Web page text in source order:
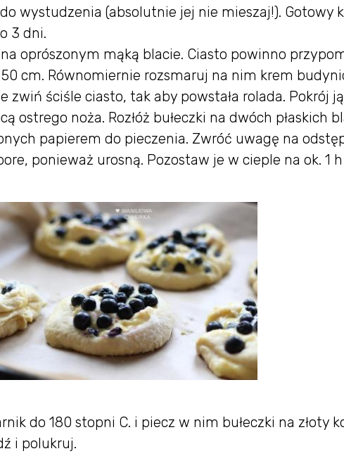
wystudzenia (absolutnie jej nie mieszaj!). Gotowy
3 dni.
oprószonym mąką blacie. Ciasto powinno
cm. Równomiernie rozsmaruj na nim krem
zwiń ściśle ciasto, tak aby powstała rolada. Pokrój
ostrego noża. Rozłóż bułeczki na dwóch płaskich
papierem do pieczenia. Zwróć uwagę na
ponieważ urosną. Pozostaw je w cieple na ok. 1
do 180 stopni C. i piecz w nim bułeczki na złoty
i polukruj.